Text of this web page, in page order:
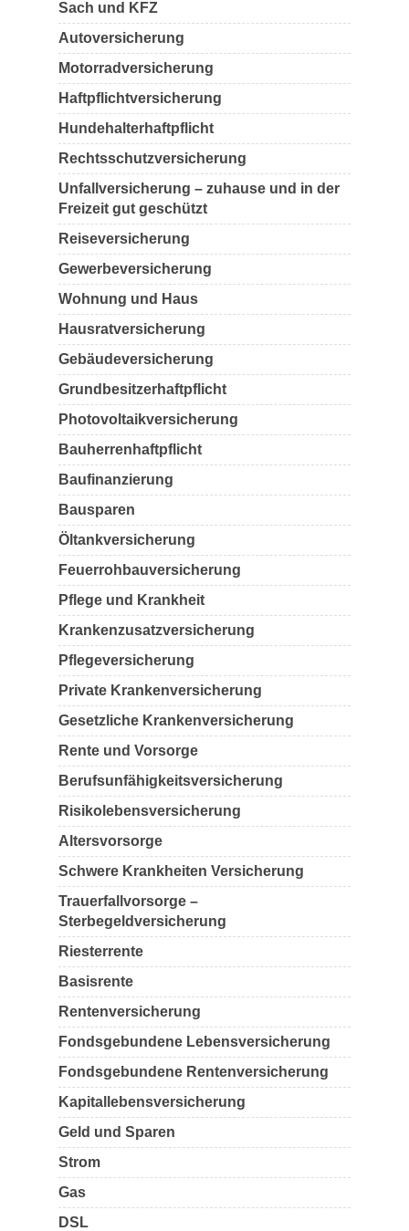
Sach und KFZ
Autoversicherung
Motorradversicherung
Haftpflichtversicherung
Hundehalterhaftpflicht
Rechtsschutzversicherung
Unfallversicherung – zuhause und in der
Freizeit gut geschützt
Reiseversicherung
Gewerbeversicherung
Wohnung und Haus
Hausratversicherung
Gebäudeversicherung
Grundbesitzerhaftpflicht
Photovoltaikversicherung
Bauherrenhaftpflicht
Baufinanzierung
Bausparen
Öltankversicherung
Feuerrohbauversicherung
Pflege und Krankheit
Krankenzusatzversicherung
Pflegeversicherung
Private Krankenversicherung
Gesetzliche Krankenversicherung
Rente und Vorsorge
Berufs­unfähigkeitsversicherung
Risikolebensversicherung
Altersvorsorge
Schwere Krankheiten Versicherung
Trauerfallvorsorge –
Sterbegeldversicherung
Riesterrente
Basisrente
Rentenversicherung
Fondsgebundene Lebensversicherung
Fondsgebundene Rentenversicherung
Kapitallebensversicherung
Geld und Sparen
Strom
Gas
DSL